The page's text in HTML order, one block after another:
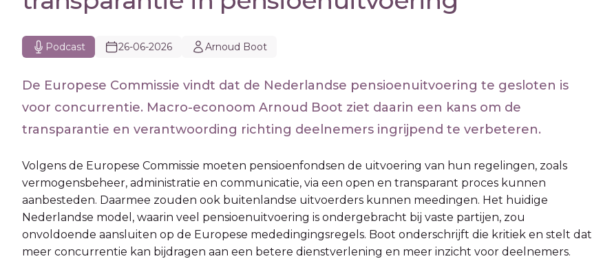
Podcast 26-06-2026 Arnoud Boot
De Europese Commissie vindt dat de Nederlandse pensioenuitvoering te gesloten is
voor concurrentie. Macro-econoom Arnoud Boot ziet daarin een kans om de
transparantie en verantwoording richting deelnemers ingrijpend te verbeteren.
Volgens de Europese Commissie moeten pensioenfondsen de uitvoering van hun regelingen, zoals
vermogensbeheer, administratie en communicatie, via een open en transparant proces kunnen
aanbesteden. Daarmee zouden ook buitenlandse uitvoerders kunnen meedingen. Het huidige
Nederlandse model, waarin veel pensioenuitvoering is ondergebracht bij vaste partijen, zou
onvoldoende aansluiten op de Europese mededingingsregels. Boot onderschrijft die kritiek en stelt dat
meer concurrentie kan bijdragen aan een betere dienstverlening en meer inzicht voor deelnemers.